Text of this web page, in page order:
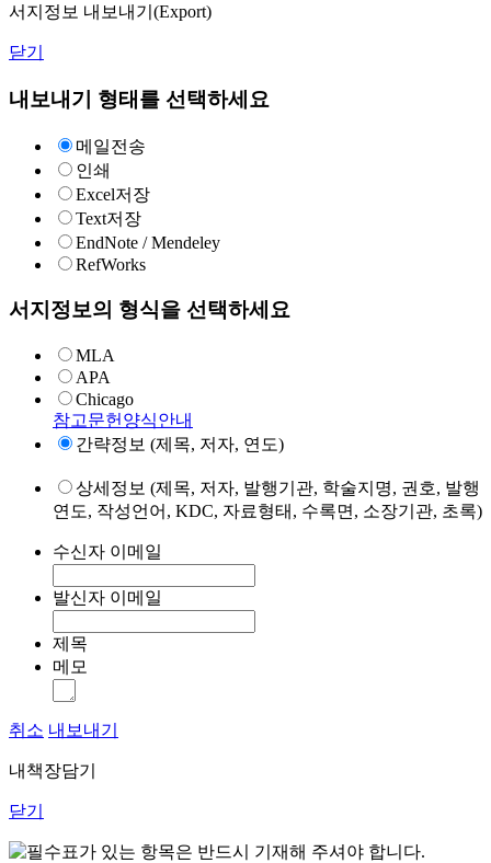
서지정보 내보내기(Export)
닫기
내보내기 형태를 선택하세요
메일전송
인쇄
Excel저장
Text저장
EndNote / Mendeley
RefWorks
서지정보의 형식을 선택하세요
MLA
APA
Chicago
참고문헌양식안내
간략정보 (제목, 저자, 연도)
상세정보 (제목, 저자, 발행기관, 학술지명, 권호, 발행
연도, 작성언어, KDC, 자료형태, 수록면, 소장기관, 초록)
수신자 이메일
발신자 이메일
제목
메모
취소 내보내기
내책장담기
닫기
표가 있는 항목은 반드시 기재해 주셔야 합니다.